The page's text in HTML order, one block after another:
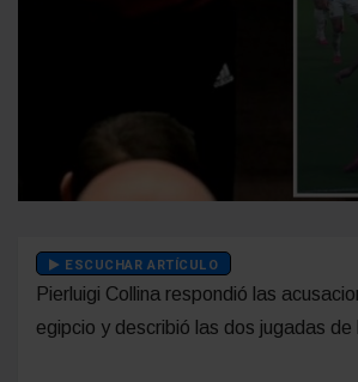
ESCUCHAR ARTÍCULO
Pierluigi Collina respondió las
egipcio y describió las dos jugadas de